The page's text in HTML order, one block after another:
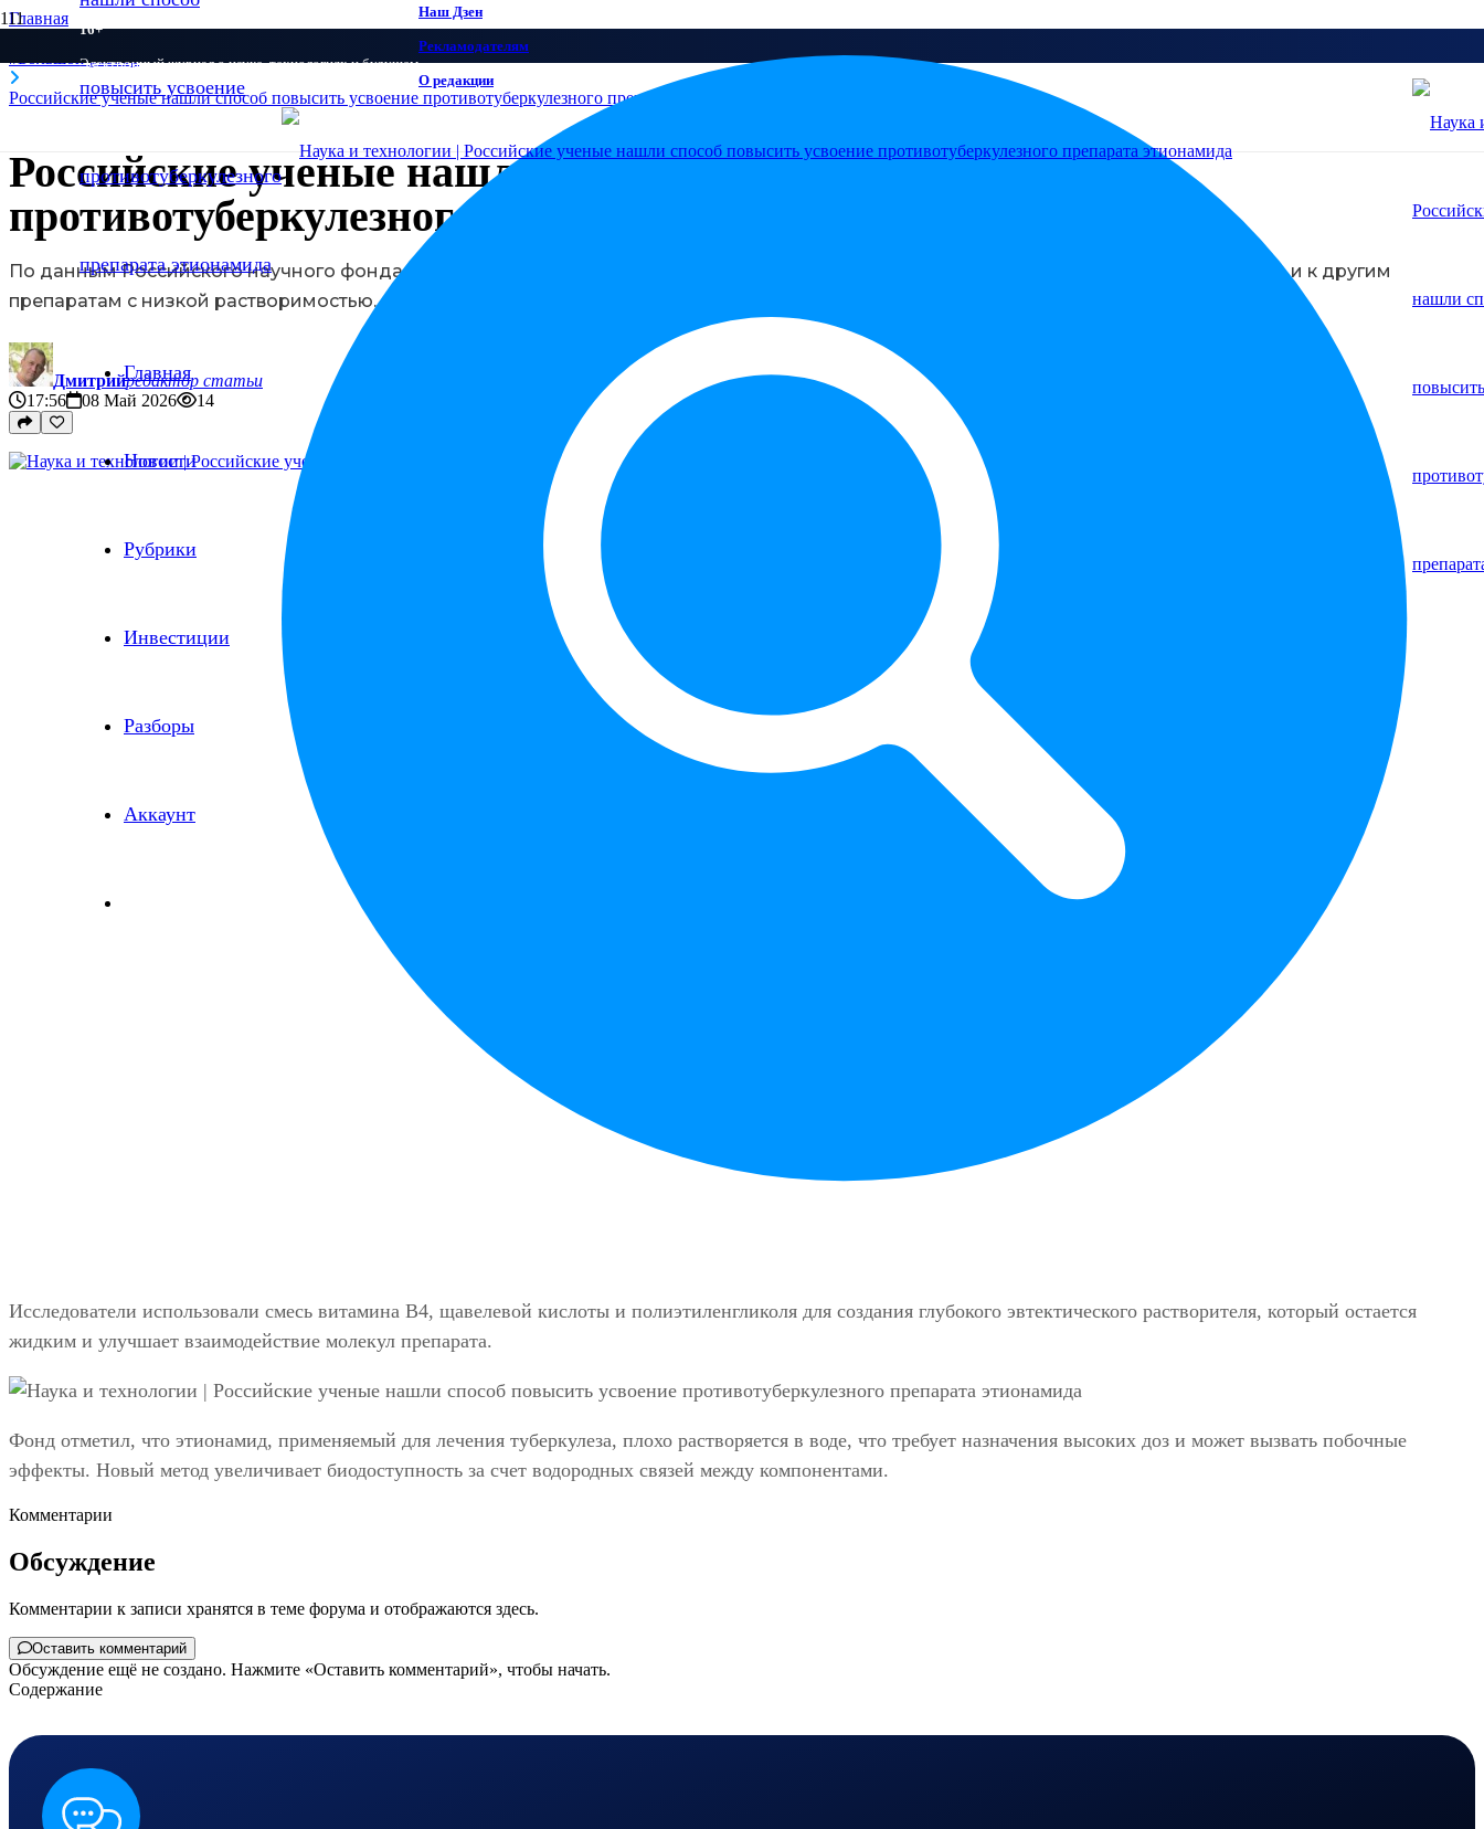
16+
Электронный журнал о науке, технологиях и будущем
Наш Дзен
Рекламодателям
О редакции
Главная
Новости
Рубрики
Инвестиции
Разборы
Аккаунт
Главная
#Большой разбор
Российские ученые нашли способ повысить усвоение противотуберкулезного препарата этионамида
Российские ученые нашли способ повысить усвоение
противотуберкулезного препарата этионамида
По данным Российского научного фонда, растворимость выросла в 335 раз по сравнению с водой. Этот подход может быть применен и к другим
препаратам с низкой растворимостью.
Дмитрийредактор статьи
17:56
08 Май 2026 14
Исследователи использовали смесь витамина B4, щавелевой кислоты и полиэтиленгликоля для создания глубокого эвтектического растворителя, который остается
жидким и улучшает взаимодействие молекул препарата.
Фонд отметил, что этионамид, применяемый для лечения туберкулеза, плохо растворяется в воде, что требует назначения высоких доз и может вызвать побочные
эффекты. Новый метод увеличивает биодоступность за счет водородных связей между компонентами.
Комментарии
Обсуждение
Комментарии к записи хранятся в теме форума и отображаются здесь.
Оставить комментарий
Обсуждение ещё не создано. Нажмите «Оставить комментарий», чтобы начать.
Содержание